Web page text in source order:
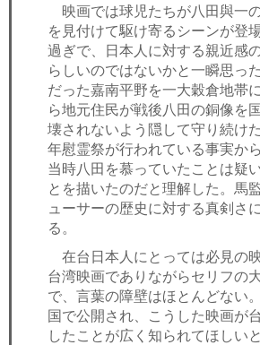
映画では球児たちが八田與一
を見付けて駆け寄るシーンが登
過ぎで、日本人に対する親近感
らしいのではないかと一瞬思っ
だった嘉南平野を一大穀倉地帯
ら地元住民が戦後八田の銅像を
壊されないよう隠して守り続け
年慰霊祭が行われている事実か
当時八田を慕っていたことは疑
とを描いたのだと理解した。馬
ューサーの歴史に対する真剣さ
る。
在台日本人にとっては必見の映
台湾映画でありながらセリフの
で、言葉の障壁はほとんどない
国で公開され、こうした映画が
したことが広く知られてほしいと